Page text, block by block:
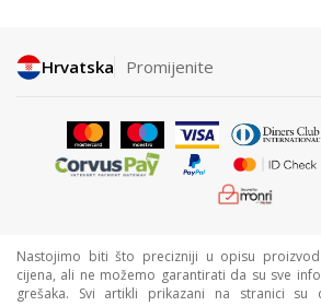
Hrvatska Promijenite
Nastojimo biti što precizniji u opisu
cijena, ali ne možemo garantirati da su sve
grešaka. Svi artikli prikazani na stranici